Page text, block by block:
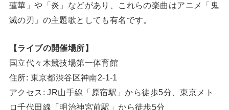
蓮華」や「炎」などがあり、これらの楽曲はアニメ「鬼
滅の刃」の主題歌としても有名です。
【ライブの開催場所】
国立代々木競技場第一体育館
住所: 東京都渋谷区神南2-1-1
アクセス: JR山手線「原宿駅」から徒歩5分、東京メト
ロ千代田線「明治神宮前駅」から徒歩5分